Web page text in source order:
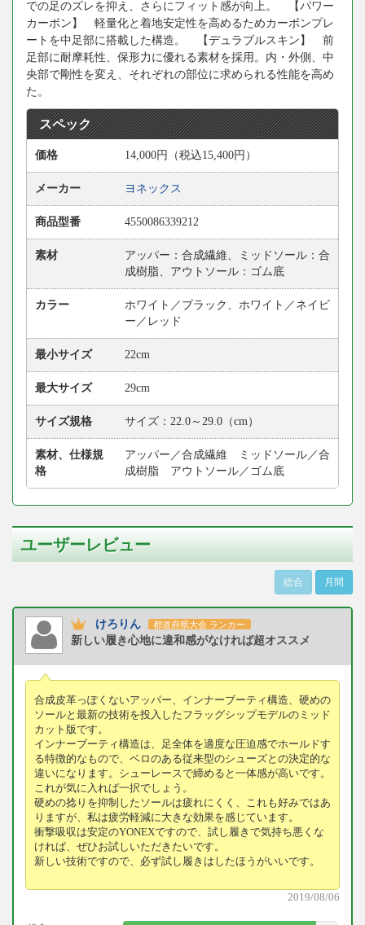
での足のズレを抑え、さらにフィット感が向上。 【パワー
カーボン】 軽量化と着地安定性を高めるためカーボンプレ
ートを中足部に搭載した構造。 【デュラブルスキン】 前
足部に耐摩耗性、保形力に優れる素材を採用。内・外側、中
央部で剛性を変え、それぞれの部位に求められる性能を高め
た。
スペック
価格 14,000円（税込15,400円）
メーカー ヨネックス
商品型番 4550086339212
素材
アッパー：合成繊維、ミッドソール：合
成樹脂、アウトソール：ゴム底
カラー
ホワイト／ブラック、ホワイト／ネイビ
ー／レッド
最小サイズ 22cm
最大サイズ 29cm
サイズ規格 サイズ：22.0～29.0（cm）
素材、仕様規
格
アッパー／合成繊維 ミッドソール／合
成樹脂 アウトソール／ゴム底
ユーザーレビュー
総合 月間
けろりん 都道府県大会 ランカー
新しい履き心地に違和感がなければ超オススメ
合成皮革っぽくないアッパー、インナーブーティ構造、硬めの
ソールと最新の技術を投入したフラッグシップモデルのミッド
カット版です。
インナーブーティ構造は、足全体を適度な圧迫感でホールドす
る特徴的なもので、ベロのある従来型のシューズとの決定的な
違いになります。シューレースで締めると一体感が高いです。
これが気に入れば一択でしょう。
硬めの捻りを抑制したソールは疲れにくく、これも好みではあ
りますが、私は疲労軽減に大きな効果を感じています。
衝撃吸収は安定のYONEXですので、試し履きで気持ち悪くな
ければ、ぜひお試しいただきたいです。
新しい技術ですので、必ず試し履きはしたほうがいいです。
2019/08/06